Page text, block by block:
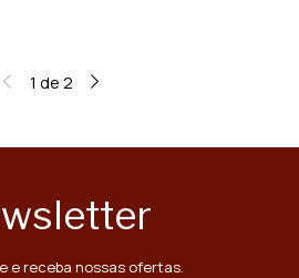
1 de2
e receba nossas ofertas.